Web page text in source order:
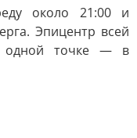
около 21:00 и
Эпицентр всей
одной точке — в